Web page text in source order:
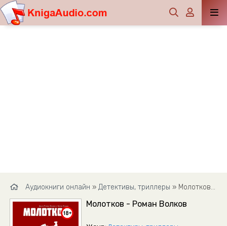
Аудиокниги онлайн » Детективы, триллеры » Молотков - Роман Волков
Молотков - Роман Волков